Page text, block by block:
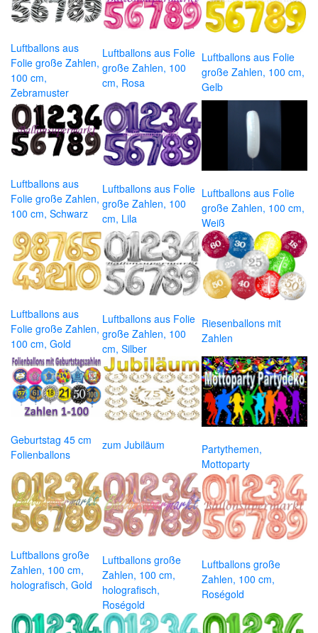
Luftballons aus
Folie große Zahlen,
100 cm,
Zebramuster
Luftballons aus Folie
große Zahlen, 100
cm, Rosa
Luftballons aus Folie
große Zahlen, 100 cm,
Gelb
Luftballons aus
Folie große Zahlen,
100 cm, Schwarz
Luftballons aus Folie
große Zahlen, 100
cm, Lila
Luftballons aus Folie
große Zahlen, 100 cm,
Weiß
Luftballons aus
Folie große Zahlen,
100 cm, Gold
Luftballons aus Folie
große Zahlen, 100
cm, Silber
Riesenballons mit
Zahlen
Geburtstag 45 cm
Folienballons
zum Jubiläum
Partythemen,
Mottoparty
Luftballons große
Zahlen, 100 cm,
holografisch, Gold
Luftballons große
Zahlen, 100 cm,
holografisch,
Roségold
Luftballons große
Zahlen, 100 cm,
Roségold